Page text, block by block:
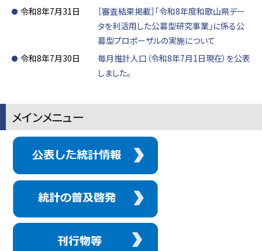
令和8年7月31日
［審査結果掲載］「令和8年度和歌山県デー
タを利活用した公募型研究事業」に係る公
募型プロポーザルの実施について
令和8年7月30日
毎月推計人口（令和8年7月1日現在）を公表
しました。
メインメニュー